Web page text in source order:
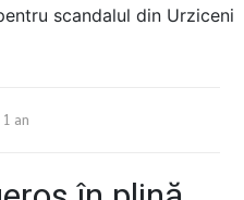
1 an